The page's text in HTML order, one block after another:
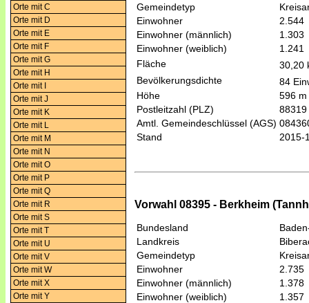
Orte mit C
Orte mit D
Orte mit E
Orte mit F
Orte mit G
Orte mit H
Orte mit I
Orte mit J
Orte mit K
Orte mit L
Orte mit M
Orte mit N
Orte mit O
Orte mit P
Orte mit Q
Orte mit R
Orte mit S
Orte mit T
Orte mit U
Orte mit V
Orte mit W
Orte mit X
Orte mit Y
Gemeindetyp
Einwohner
2.544
Einwohner (männlich)
1.303
Einwohner (weiblich)
1.241
Fläche
30,20
Bevölkerungsdichte
84
Höhe
596 m
Postleitzahl (PLZ)
88319
Amtl. Gemeindeschlüssel (AGS)
Stand
2015-
Vorwahl 08395 - Berkheim
Bundesland
Landkreis
Gemeindetyp
Einwohner
2.735
Einwohner (männlich)
1.378
Einwohner (weiblich)
1.357